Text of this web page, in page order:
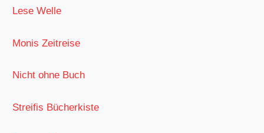
Lese Welle
Monis Zeitreise
Nicht ohne Buch
Streifis Bücherkiste